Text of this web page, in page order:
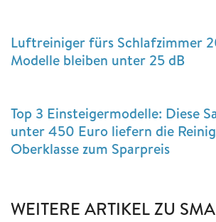
Luftreiniger fürs Schlafzimmer
Modelle bleiben unter 25 dB
Top 3 Einsteigermodelle: Diese
unter 450 Euro liefern die
Oberklasse zum Sparpreis
WEITERE ARTIKEL ZU